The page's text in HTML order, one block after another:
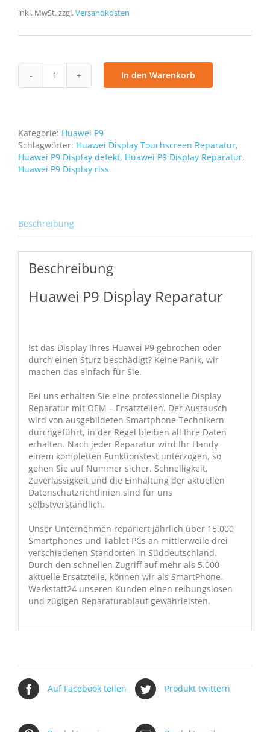
inkl. MwSt.zzgl.Versandkosten
Display
Reparatur
In den Warenkorb
Kategorie: Huawei P9
Schlagwörter: Huawei Display Touchscreen Reparatur,
Huawei P9 Display defekt, Huawei P9 Display Reparatur,
Huawei P9 Display riss
Beschreibung
Beschreibung
Huawei P9 Display Reparatur
Ist das Display Ihres Huawei P9 gebrochen oder
durch einen Sturz beschädigt? Keine Panik, wir
machen das einfach für Sie.
Bei uns erhalten Sie eine professionelle Display
Reparatur mit OEM – Ersatzteilen. Der Austausch
wird von ausgebildeten Smartphone-Technikern
durchgeführt, in der Regel bleiben all Ihre Daten
erhalten. Nach jeder Reparatur wird Ihr Handy
einem kompletten Funktionstest unterzogen, so
gehen Sie auf Nummer sicher. Schnelligkeit,
Zuverlässigkeit und die Einhaltung der aktuellen
Datenschutzrichtlinien sind für uns
selbstverständlich.
Unser Unternehmen repariert jährlich über 15.000
Smartphones und Tablet PCs an mittlerweile drei
verschiedenen Standorten in Süddeutschland.
Durch den schnellen Zugriff auf mehr als 5.000
aktuelle Ersatzteile, können wir als SmartPhone-
Werkstatt24 unseren Kunden einen reibungslosen
und zügigen Reparaturablauf gewährleisten.
Auf Facebook teilen Produkt twittern